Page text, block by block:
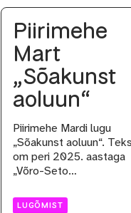
Piirimehe
Mart
„Sõakunst
aoluun“
Piirimehe Mardi lugu
„Sõakunst aoluun“.
om peri 2025. aastaga
„Võro-Seto…
LUGÕMIST